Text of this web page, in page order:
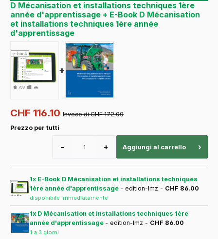
D Mécanisation et installations techniques 1ère
année d'apprentissage + E-Book D Mécanisation
et installations techniques 1ère année
d'apprentissage
+
CHF 116.10 Invece di CHF 172.00
Prezzo per tutti
− + Aggiungi al carrello ›
1x E-Book D Mécanisation et installations techniques
1ère année d'apprentissage - edition-lmz - CHF 86.00
disponibile immediatamente
1x D Mécanisation et installations techniques 1ère
année d'apprentissage - edition-lmz - CHF 86.00
1 a 3 giorni